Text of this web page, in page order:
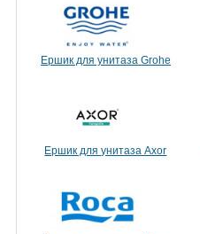
Ершик для унитаза Grohe
Ершик для унитаза Axor